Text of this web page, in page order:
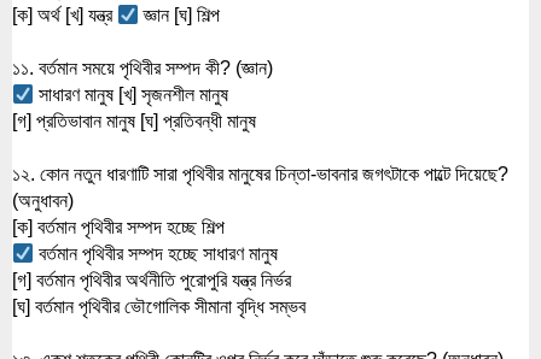
[ক] অর্থ [খ] যন্ত্র
জ্ঞান [ঘ] শিল্প
১১. বর্তমান সময়ে পৃথিবীর সম্পদ কী? (জ্ঞান)
সাধারণ মানুষ [খ] সৃজনশীল মানুষ
[গ] প্রতিভাবান মানুষ [ঘ] প্রতিবন্ধী মানুষ
১২. কোন নতুন ধারণাটি সারা পৃথিবীর মানুষের চিন্তা-ভাবনার জগৎটাকে পাল্টে দিয়েছে?
(অনুধাবন)
[ক] বর্তমান পৃথিবীর সম্পদ হচ্ছে শিল্প
বর্তমান পৃথিবীর সম্পদ হচ্ছে সাধারণ মানুষ
[গ] বর্তমান পৃথিবীর অর্থনীতি পুরোপুরি যন্ত্র নির্ভর
[ঘ] বর্তমান পৃথিবীর ভৌগোলিক সীমানা বৃদ্ধি সম্ভব